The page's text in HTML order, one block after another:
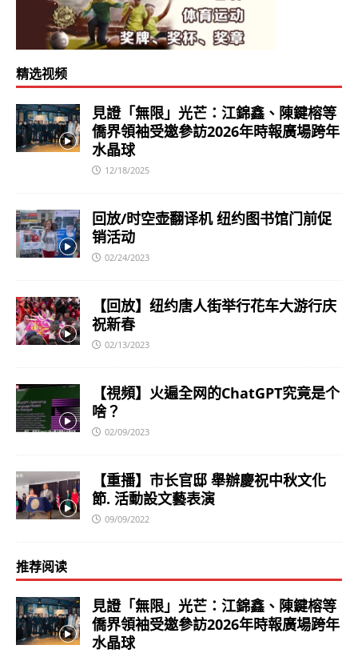
精选视频
見證「無限」光芒：江錦鑫、陳鍵榕等
僑界領袖受邀參訪2026年時報廣場跨年
水晶球
12/18/2025
回放/时空壶翻译机 纽约图书馆门前促
销活动
02/24/2023
【回放】纽约唐人街举行花车大游行庆
祝新春
02/13/2023
【視頻】火遍全网的ChatGPT究竟是个
啥？
02/09/2023
【重播】市长官邸 舉辦慶祝中秋文化
節. 活動設文藝表演
09/09/2022
推荐阅读
見證「無限」光芒：江錦鑫、陳鍵榕等
僑界領袖受邀參訪2026年時報廣場跨年
水晶球